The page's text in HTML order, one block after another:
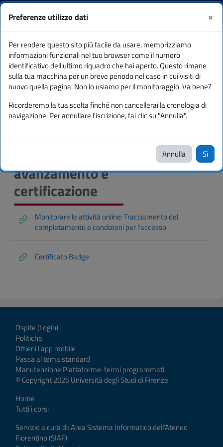
Vai al contenuto principale
Pannello laterale
Corsi Login
Per docenti tutorial e attivazioni
Per monitorare: tracciamento lo stato di
avanzamento e certificazione
Per monitorare:
tracciamento lo
avanzamento e
certificazione
Monitorare le attività online: Tracciamento del
completamento e condizioni per l'accesso
Certificato Badge
Ospite (Login)
Politiche
Ottieni l'app mobile
Passa al tema standard
Manutenzione Piattaforme: fermi programmati
© Copyright 2026 Università degli Studi di Firenze
Home
Tutti i corsi
Servizio a cura di: Area Sistema Informatico dell’Ateneo
Fiorentino (SIAF)
Preferenze utilizzo dati ×
Per rendere questo sito più facile da usare, memorizziamo
informazioni funzionali nel tuo browser come il numero
identificativo dell'ultimo riquadro che hai aperto. Questo rimane
sulla tua macchina per un breve periodo nel caso in cui visiti di
nuovo quella pagina. Non lo usiamo per il monitoraggio. Va bene?
Ricorderemo la tua scelta finché non cancellerai la cronologia di
navigazione. Per annullare l'iscrizione, fai clic su "Annulla".
Annulla Sì